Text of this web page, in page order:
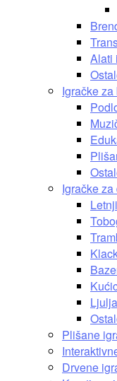
Alati
Igračke
Igračke
Plišane
Drvene